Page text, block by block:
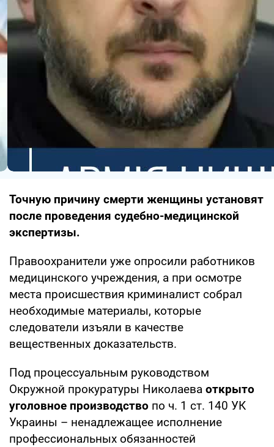
Точную причину смерти женщины установят
после проведения судебно-медицинской
экспертизы.
Правоохранители уже опросили работников
медицинского учреждения, а при осмотре
места происшествия криминалист собрал
необходимые материалы, которые
следователи изъяли в качестве
вещественных доказательств.
Под процессуальным руководством
Окружной прокуратуры Николаева открыто
уголовное производство по ч. 1 ст. 140 УК
Украины – ненадлежащее исполнение
профессиональных обязанностей